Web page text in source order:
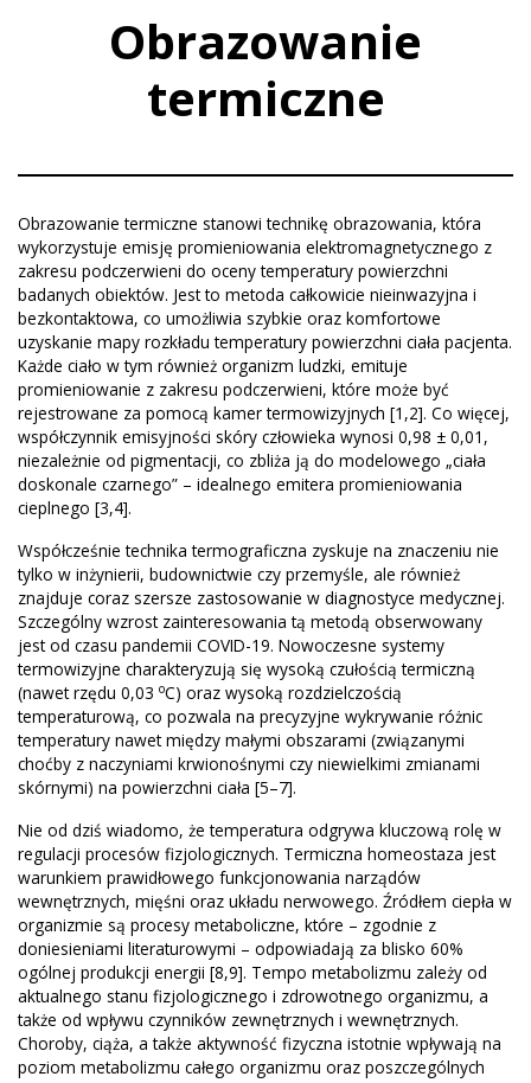
Obrazowanie
termiczne
Obrazowanie termiczne stanowi technikę obrazowania, która
wykorzystuje emisję promieniowania elektromagnetycznego z
zakresu podczerwieni do oceny temperatury powierzchni
badanych obiektów. Jest to metoda całkowicie nieinwazyjna i
bezkontaktowa, co umożliwia szybkie oraz komfortowe
uzyskanie mapy rozkładu temperatury powierzchni ciała pacjenta.
Każde ciało w tym również organizm ludzki, emituje
promieniowanie z zakresu podczerwieni, które może być
rejestrowane za pomocą kamer termowizyjnych [1,2]. Co więcej,
współczynnik emisyjności skóry człowieka wynosi 0,98 ± 0,01,
niezależnie od pigmentacji, co zbliża ją do modelowego „ciała
doskonale czarnego” – idealnego emitera promieniowania
cieplnego [3,4].
Współcześnie technika termograficzna zyskuje na znaczeniu nie
tylko w inżynierii, budownictwie czy przemyśle, ale również
znajduje coraz szersze zastosowanie w diagnostyce medycznej.
Szczególny wzrost zainteresowania tą metodą obserwowany
jest od czasu pandemii COVID-19. Nowoczesne systemy
termowizyjne charakteryzują się wysoką czułością termiczną
(nawet rzędu 0,03 oC) oraz wysoką rozdzielczością
temperaturową, co pozwala na precyzyjne wykrywanie różnic
temperatury nawet między małymi obszarami (związanymi
choćby z naczyniami krwionośnymi czy niewielkimi zmianami
skórnymi) na powierzchni ciała [5–7].
Nie od dziś wiadomo, że temperatura odgrywa kluczową rolę w
regulacji procesów fizjologicznych. Termiczna homeostaza jest
warunkiem prawidłowego funkcjonowania narządów
wewnętrznych, mięśni oraz układu nerwowego. Źródłem ciepła w
organizmie są procesy metaboliczne, które – zgodnie z
doniesieniami literaturowymi – odpowiadają za blisko 60%
ogólnej produkcji energii [8,9]. Tempo metabolizmu zależy od
aktualnego stanu fizjologicznego i zdrowotnego organizmu, a
także od wpływu czynników zewnętrznych i wewnętrznych.
Choroby, ciąża, a także aktywność fizyczna istotnie wpływają na
poziom metabolizmu całego organizmu oraz poszczególnych